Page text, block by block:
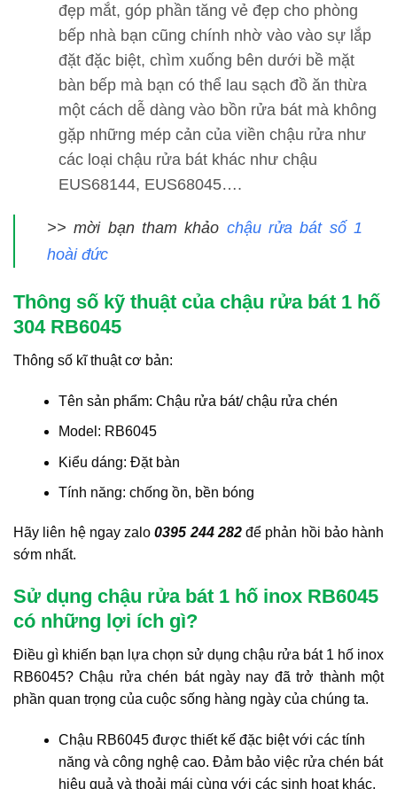
đẹp mắt, góp phần tăng vẻ đẹp cho phòng
bếp nhà bạn cũng chính nhờ vào vào sự lắp
đặt đặc biệt, chìm xuống bên dưới bề mặt
bàn bếp mà bạn có thể lau sạch đồ ăn thừa
một cách dễ dàng vào bồn rửa bát mà không
gặp những mép cản của viền chậu rửa như
các loại chậu rửa bát khác như chậu
EUS68144, EUS68045….
>> mời bạn tham khảo chậu rửa bát số 1
hoài đức
Thông số kỹ thuật của chậu rửa bát 1 hố
304 RB6045
Thông số kĩ thuật cơ bản:
Tên sản phẩm: Chậu rửa bát/ chậu rửa chén
Model: RB6045
Kiểu dáng: Đặt bàn
Tính năng: chống ồn, bền bóng
Hãy liên hệ ngay zalo0395 244 282để phản hồi bảo hành
sớm nhất.
Sử dụng chậu rửa bát 1 hố inox RB6045
có những lợi ích gì?
Điều gì khiến bạn lựa chọn sử dụng chậu rửa bát 1 hố inox
RB6045? Chậu rửa chén bát ngày nay đã trở thành một
phần quan trọng của cuộc sống hàng ngày của chúng ta.
Chậu RB6045 được thiết kế đặc biệt với các tính
năng và công nghệ cao. Đảm bảo việc rửa chén bát
hiệu quả và thoải mái cùng với các sinh hoạt khác.